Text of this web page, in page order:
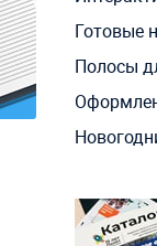
Готовые
Полосы